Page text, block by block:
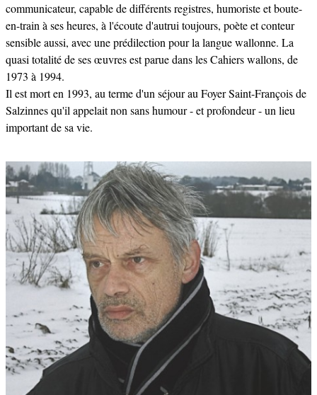
communicateur, capable de différents registres, humoriste et boute-
en-train à ses heures, à l'écoute d'autrui toujours, poète et conteur
sensible aussi, avec une prédilection pour la langue wallonne. La
quasi totalité de ses œuvres est parue dans les Cahiers wallons, de
1973 à 1994.
Il est mort en 1993, au terme d'un séjour au Foyer Saint-François de
Salzinnes qu'il appelait non sans humour - et profondeur - un lieu
important de sa vie.